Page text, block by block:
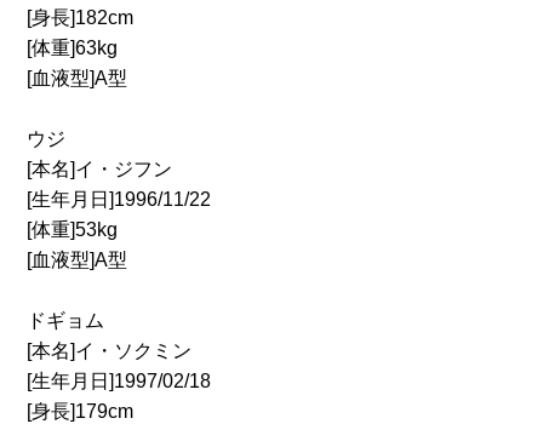
[身長]182cm
[体重]63kg
[血液型]A型
ウジ
[本名]イ・ジフン
[生年月日]1996/11/22
[体重]53kg
[血液型]A型
ドギョム
[本名]イ・ソクミン
[生年月日]1997/02/18
[身長]179cm